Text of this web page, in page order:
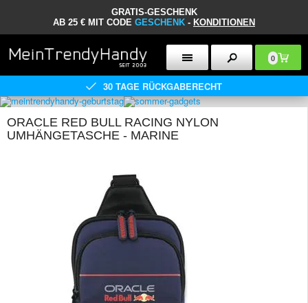
GRATIS-GESCHENK
AB 25 € MIT CODE GESCHENK - KONDITIONEN
0
30 TAGE RÜCKGABERECHT
ORACLE RED BULL RACING NYLON
UMHÄNGETASCHE - MARINE